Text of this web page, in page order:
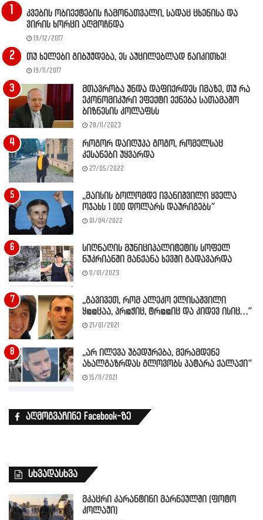
კვების ობიექტების ჩამონათვალი, სადაც ცხენისა და
ვირის ხორცი აღმოჩნდა
19/12/2017
თუ ხელები გიბუჟდება, ეს აუცილებლად წაიკითხე!
19/11/2017
მთავრობა უნდა დაფიქრდეს იმაზე, თუ რა
ეკონომიკური ეფექტი ექნება სათამაშო
ბიზნესის კოლაფსს
28/11/2023
როგორ დაიღუპა გოგო, რომელსაც
კესანები უყვარდა
27/05/2022
,,მაისის ბოლომდე ივანიშვილი ყველა
ოჯახს 1 000 დოლარს დაურიგებს”
01/04/2022
სიღნაღის მუნიციპალიტეტის სოფელ
ნუკრიანში მანქანა ხევში გადავარდა
11/01/2023
,,გავივეთ, რომ ალეკო ელისაშვილი
ყ@@ცაა, პრ@ჭიც, ტრ@@იც და კიდევ ისიც…”
21/01/2021
,,არ ილევა უბედურება, მერამდენე
ახალგაზრდას გლოვობს პატარა ქალაქი”
15/11/2021
აღმოგვაჩინე Facebook-ზე
სხვადასხვა
მკაცრი კარანტინი მარნეულში (ფოტო
კოლაჟი)